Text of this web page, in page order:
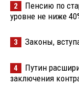
2
Пенсию по
уровне не ниже
3 Законы,
4
Путин
заключения